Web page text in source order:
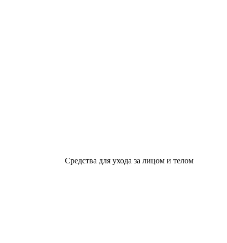
Средства для ухода за лицом и телом